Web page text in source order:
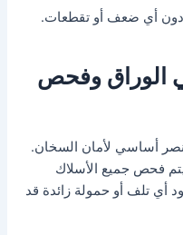
دون أي ضعف أو تقطعات.
الوراق وفحص
أساسي لأمان السخان.
فحص جميع الأسلاك
أي تلف أو حمولة زائدة قد